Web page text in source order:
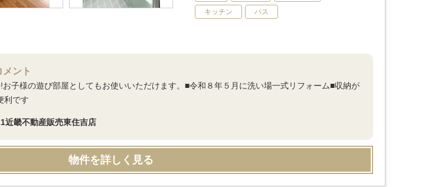
キッチン バス
ント
お子様の遊び部屋としてもお使いいただけます。■令和８年５月に洗い場一式リフォーム■収納が
利です
近畿不動産販売東住吉店
物件を詳しく見る